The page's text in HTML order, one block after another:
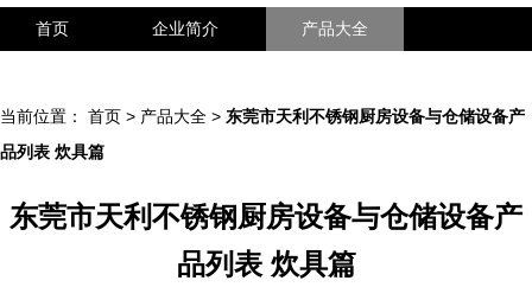
首页 企业简介 产品大全
当前位置： 首页 > 产品大全 > 东莞市天利不锈钢厨房设备与仓储设备产
品列表 炊具篇
东莞市天利不锈钢厨房设备与仓储设备产
品列表 炊具篇